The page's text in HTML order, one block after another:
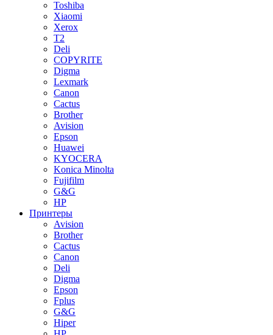
Toshiba
Xiaomi
Xerox
T2
Deli
COPYRITE
Digma
Lexmark
Canon
Cactus
Brother
Avision
Epson
Huawei
KYOCERA
Konica Minolta
Fujifilm
G&G
HP
Принтеры
Avision
Brother
Cactus
Canon
Deli
Digma
Epson
Fplus
G&G
Hiper